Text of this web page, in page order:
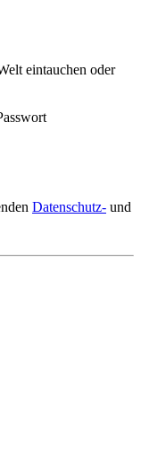
eintauchen oder
Datenschutz- und